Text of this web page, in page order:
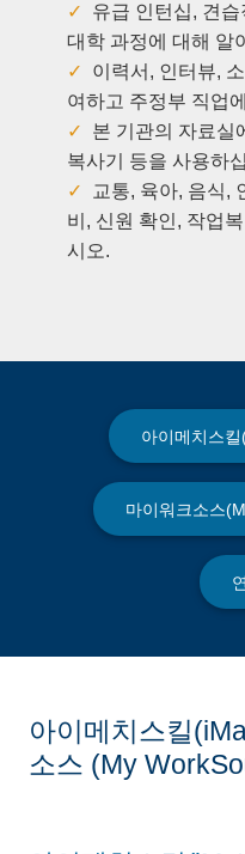
유급 인턴십, 견
대학 과정에 대해 알
이력서, 인터뷰,
여하고 주정부 직업
본 기관의 자료실
복사기 등을 사용하
교통, 육아, 음식,
비, 신원 확인, 작업
시오.
아이메치스
마이워크소스
아이메치스킬
소스 (My